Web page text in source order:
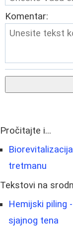
Komentar:
Pročitajte i...
tretmanu
Tekstovi na
Hemijski piling
sjajnog tena